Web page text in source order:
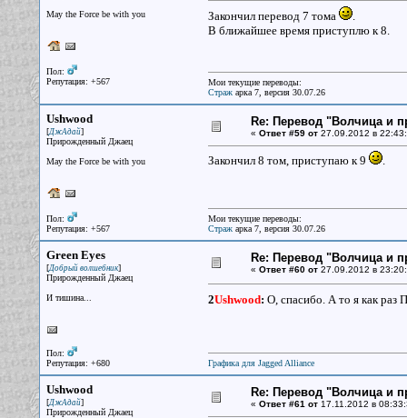
May the Force be with you
Пол:
Репутация: +567
Закончил перевод 7 тома
.
В ближайшее время приступлю к 8.
Мои текущие переводы:
Стражарка 7, версия 30.07.26
Ushwood
[ДжАдай]
Прирожденный Джаец
May the Force be with you
Пол:
Репутация: +567
Re: Перевод "Волчица и
« Ответ #59 от27.09.2012 в
Закончил 8 том, приступаю к 9 .
Мои текущие переводы:
Стражарка 7, версия 30.07.26
Green Eyes
[Добрый волшебник]
Прирожденный Джаец
И тишина...
Пол:
Репутация: +680
Re: Перевод "Волчица и
« Ответ #60 от27.09.2012 в
2Ushwood: О, спасибо. А то я как раз
Графика для Jagged Alliance
Ushwood
[ДжАдай]
Прирожденный Джаец
Re: Перевод "Волчица и
« Ответ #61 от17.11.2012 в